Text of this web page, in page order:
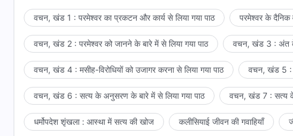
वचन, खंड 1 : परमेश्वर का प्रकटन और कार्य से लिया गया पाठ परमेश्वर के दैनिक
वचन, खंड 2 : परमेश्वर को जानने के बारे में से लिया गया पाठ वचन, खंड 3 : अंत के
वचन, खंड 4 : मसीह-विरोधियों को उजागर करना से लिया गया पाठ वचन, खंड 5 :
वचन, खंड 6 : सत्य के अनुसरण के बारे में से लिया गया पाठ वचन, खंड 7 : सत्य के
धर्मोपदेश शृंखला : आस्था में सत्य की खोज कलीसियाई जीवन की गवाहियाँ